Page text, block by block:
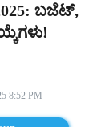
ಬಜೆಟ್,
8:52 PM